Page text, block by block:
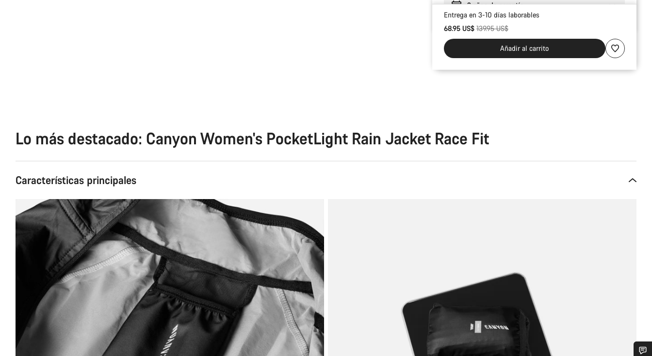
2 años de garantía
Entrega en 3-10 días laborables
68.95 US$Precio original
139.95 US$
Añadir al carrito
Lo más destacado: Canyon Women's PocketLight Rain Jacket Race Fit
Características principales